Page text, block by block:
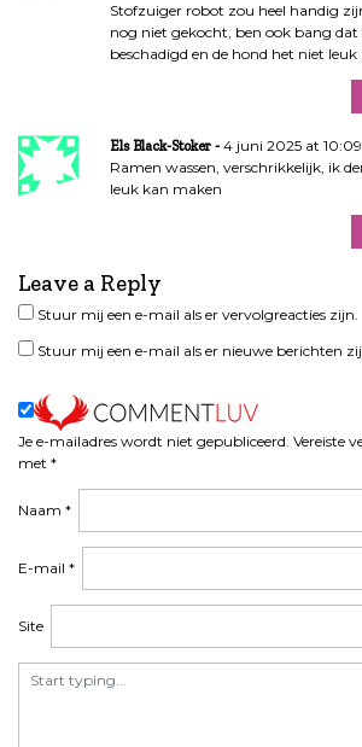
Stofzuiger robot zou heel handig
nog niet gekocht, ben ook bang
beschadigd en de hond het niet
Els Black-Stoker
4 juni 2025 at 10:09
Ramen wassen, verschrikkelijk, ik
leuk kan maken
Leave a Reply
Je e-mailadres wordt niet gepubliceerd. Vereiste
met *
Naam *
E-mail *
Site
Stuur mij een e-mail als er vervolgreacties zijn.
Stuur mij een e-mail als er nieuwe berichten